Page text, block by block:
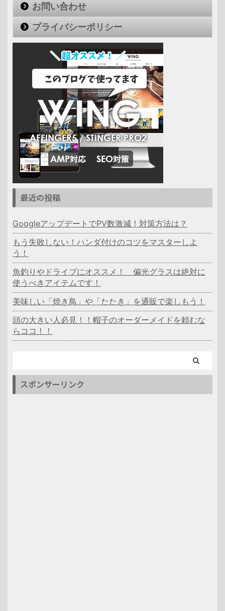
お問い合わせ
プライバシーポリシー
最近の投稿
GoogleアップデートでPV数激減！対策方法は？
もう失敗しない！ハンダ付けのコツをマスターしよ
う！
魚釣りやドライブにオススメ！ 偏光グラスは絶対に
使うべきアイテムです！
美味しい「焼き鳥」や「たたき」を通販で楽しもう！
頭の大きい人必見！！帽子のオーダーメイドを頼むな
らココ！！
スポンサーリンク